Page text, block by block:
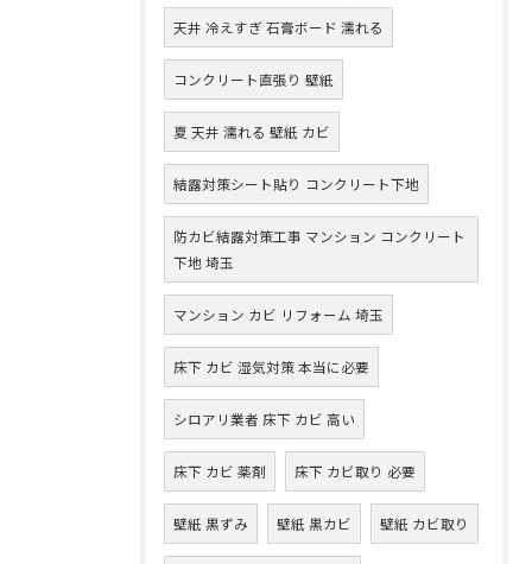
天井 冷えすぎ 石膏ボード 濡れる
コンクリート直張り 壁紙
夏 天井 濡れる 壁紙 カビ
結露対策シート貼り コンクリート下地
防カビ結露対策工事 マンション コンクリート
下地 埼玉
マンション カビ リフォーム 埼玉
床下 カビ 湿気対策 本当に必要
シロアリ業者 床下 カビ 高い
床下 カビ 薬剤 床下 カビ取り 必要
壁紙 黒ずみ 壁紙 黒カビ 壁紙 カビ取り